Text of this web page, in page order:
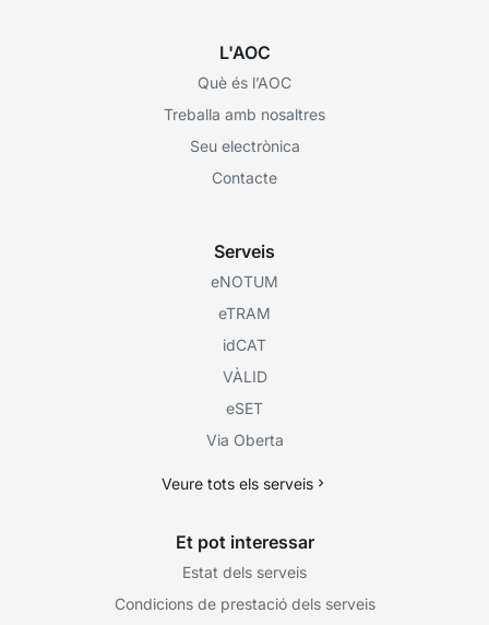
L'AOC
Què és l’AOC
Treballa amb nosaltres
Seu electrònica
Contacte
Serveis
eNOTUM
eTRAM
idCAT
VÀLID
eSET
Via Oberta
Veure tots els serveis
Et pot interessar
Estat dels serveis
Condicions de prestació dels serveis